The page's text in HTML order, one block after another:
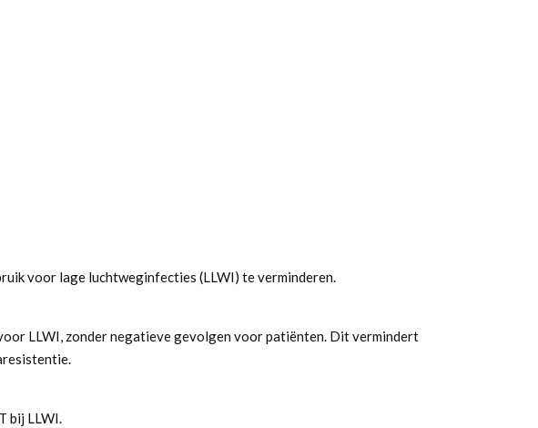
voor lage luchtweginfecties (LLWI) te verminderen.
LLWI, zonder negatieve gevolgen voor patiënten. Dit vermindert
bij LLWI.